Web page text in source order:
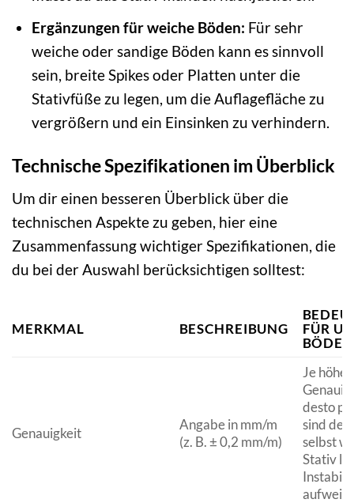
Ergänzungen für weiche Böden: Für sehr
weiche oder sandige Böden kann es sinnvoll
sein, breite Spikes oder Platten unter die
Stativfüße zu legen, um die Auflagefläche zu
vergrößern und ein Einsinken zu verhindern.
Technische Spezifikationen im Überblick
Um dir einen besseren Überblick über die
technischen Aspekte zu geben, hier eine
Zusammenfassung wichtiger Spezifikationen, die
du bei der Auswahl berücksichtigen solltest:
MERKMAL BESCHREIBUNG
FÜR
BÖDEN
Genauigkeit
Angabe in mm/m
(z. B. ± 0,2 mm/m)
Je
desto
sind
selbst
Stativ